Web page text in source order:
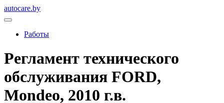
autocare.by
Работы
Регламент технического
обслуживания FORD,
Mondeo, 2010 г.в.